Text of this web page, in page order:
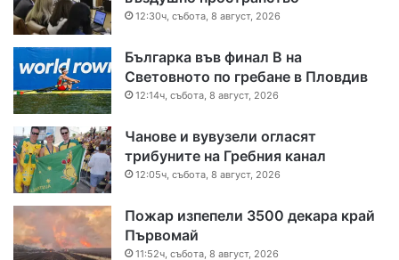
12:30ч, събота, 8 август, 2026
Българка във финал B на
Световното по гребане в Пловдив
12:14ч, събота, 8 август, 2026
Чанове и вувузели огласят
трибуните на Гребния канал
12:05ч, събота, 8 август, 2026
Пожар изпепели 3500 декара край
Първомай
11:52ч, събота, 8 август, 2026